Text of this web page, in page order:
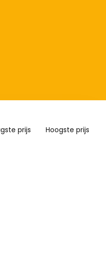
prijs Hoogste prijs